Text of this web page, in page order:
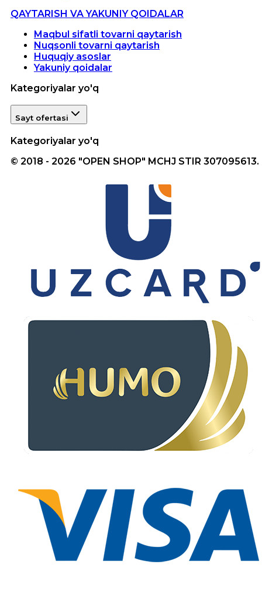
QAYTARISH VA YAKUNIY QOIDALAR
Maqbul sifatli tovarni qaytarish
Nuqsonli tovarni qaytarish
Huquqiy asoslar
Yakuniy qoidalar
Kategoriyalar yo'q
Sayt ofertasi
Kategoriyalar yo'q
© 2018 - 2026 "OPEN SHOP" MCHJ STIR 307095613.